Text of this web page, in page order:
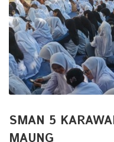
SMAN 5
MAUNG